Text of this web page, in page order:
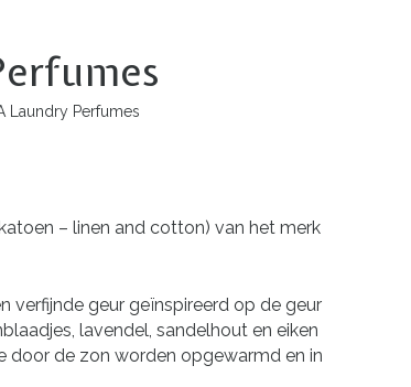
Laundry Perfumes
– linen and cotton) van het merk
verfijnde geur geïnspireerd op de geur
lavendel, sandelhout en eiken
door de zon worden opgewarmd en in